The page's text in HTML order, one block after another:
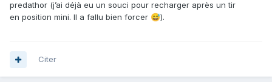
predathor (j’ai déjà eu un souci pour recharger après un tir
en position mini. Il a fallu bien forcer 😅).
Citer